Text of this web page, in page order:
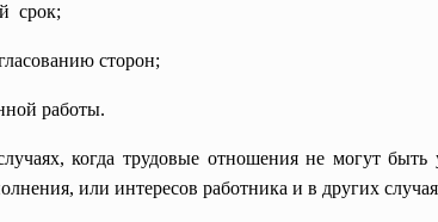
срок;
сторон;
работы.
когда трудовые отношения не могут
или интересов работника и в других